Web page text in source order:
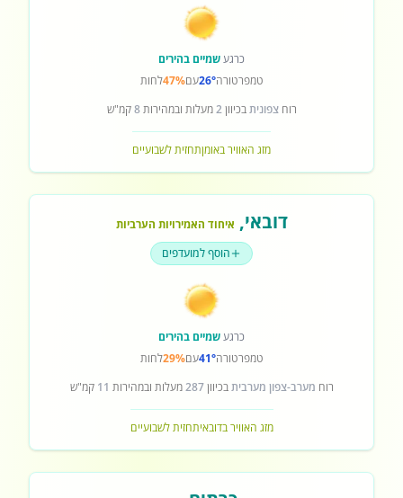
כרגעשמיים בהירים
טמפרטורה26°עם47%לחות
רוחצפוניתבכיוון2מעלות ובמהירות8קמ"ש
מזג האוויר באומןתחזית לשבועיים
דובאי, איחוד האמירויות הערביות
הוסף למועדפים
כרגעשמיים בהירים
טמפרטורה41°עם29%לחות
רוח מערב-צפון מערביתבכיוון287מעלות ובמהירות 11 קמ"ש
מזג האוויר בדובאיתחזית לשבועיים